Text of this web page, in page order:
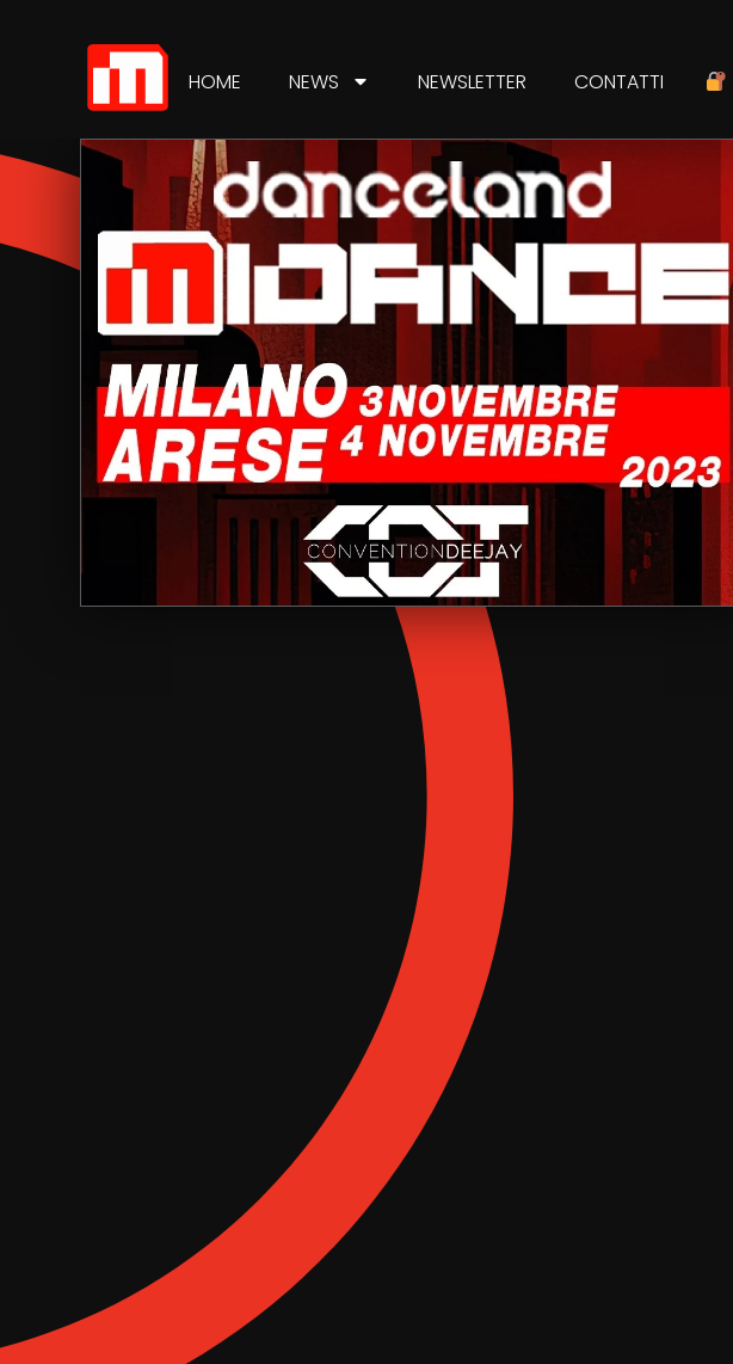
HOME NEWS NEWSLETTER CONTATTI